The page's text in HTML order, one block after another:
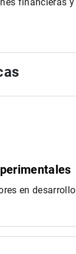
en desarrollo